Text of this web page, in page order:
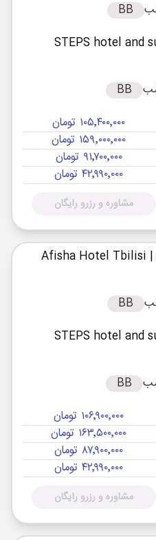
BB
BB
۱۰۵٬۴۰۰٬۰۰۰ تومان
۱۵۹٬۰۰۰٬۰۰۰ تومان
۹۱٬۷۰۰٬۰۰۰ تومان
۴۲٬۹۹۰٬۰۰۰ تومان
مشاوره و رزرو رایگان
| Afisha Hotel Tbilisi
BB
BB
۱۰۶٬۹۰۰٬۰۰۰ تومان
۱۶۳٬۵۰۰٬۰۰۰ تومان
۸۷٬۹۰۰٬۰۰۰ تومان
۴۲٬۹۹۰٬۰۰۰ تومان
مشاوره و رزرو رایگان